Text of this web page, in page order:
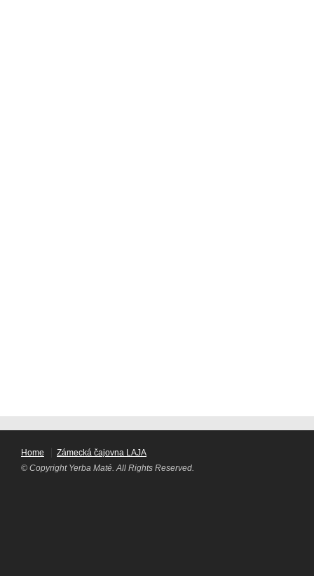
Home
Zámecká čajovna LAJA
© Copyright Yerba Maté. All Rights Reserved.